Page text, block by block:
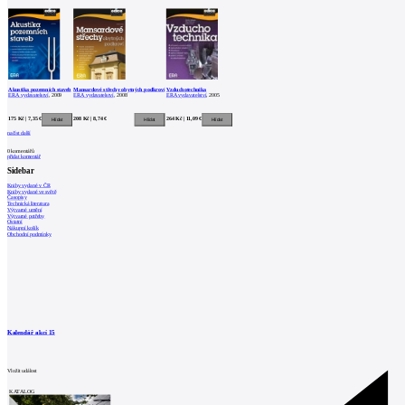
Akustika pozemních staveb
ERA vydavatelství, 2009
175 Kč | 7,35 €
Mansardové střechy obytných podkroví
ERA vydavatelství, 2008
208 Kč | 8,74 €
Vzduchotechnika
ERA vydavatelství, 2005
264 Kč | 11,09 €
načíst další
0komentářů
přidat komentář
Sidebar
Knihy vydané v ČR
Knihy vydané ve světě
Časopisy
Technická literatura
Výtvarné umění
Výtvarné potřeby
Ostatní
Nákupní košík
Obchodní podmínky
Kalendář akcí 15
Vložit událost
KATALOG